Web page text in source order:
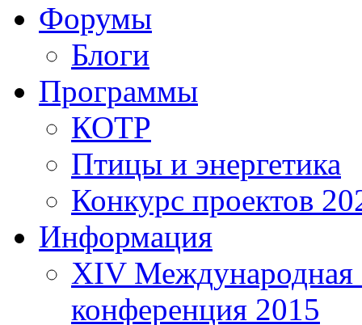
Форумы
Блоги
Программы
КОТР
Птицы и энергетика
Конкурс проектов
Информация
XIV Международная
конференция 2015